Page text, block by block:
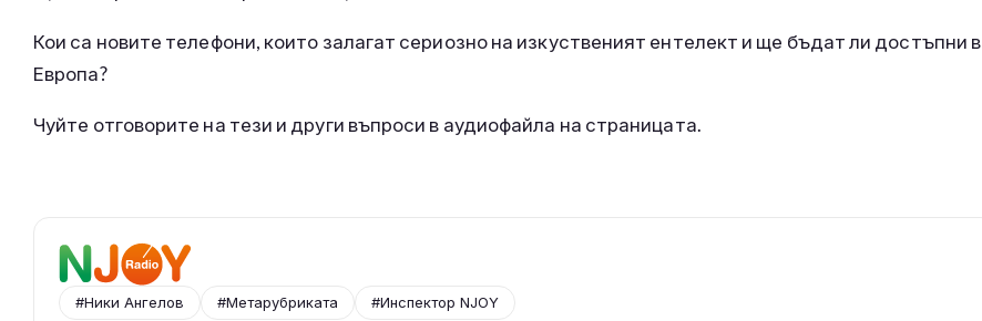
Кои са новите телефони, които залагат сериозно на изкуственият ентелект и ще бъдат ли достъпни в
Европа?
Чуйте отговорите на тези и други въпроси в аудиофайла на страницата.
#Ники Ангелов #Метарубриката #Инспектор NJOY